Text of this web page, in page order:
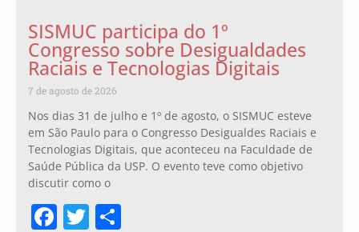
SISMUC participa do 1º
Congresso sobre Desigualdades
Raciais e Tecnologias Digitais
7 de agosto de 2026
Nos dias 31 de julho e 1º de agosto, o SISMUC esteve
em São Paulo para o Congresso Desigualdes Raciais e
Tecnologias Digitais, que aconteceu na Faculdade de
Saúde Pública da USP. O evento teve como objetivo
discutir como o
Facebook
Twitter